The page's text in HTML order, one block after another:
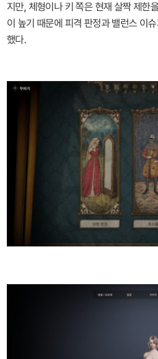
지만, 체형이나 키 쪽은 현재 살짝 제한
이 높기 때문에 피격 판정과 밸런스 이
했다.